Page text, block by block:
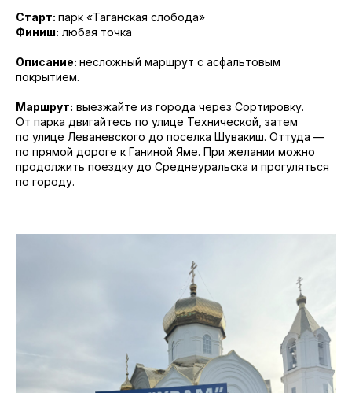
Старт: парк «Таганская слобода»
Финиш: любая точка
Описание: несложный маршрут с асфальтовым
покрытием.
Маршрут: выезжайте из города через Сортировку.
От парка двигайтесь по улице Технической, затем
по улице Леваневского до поселка Шувакиш. Оттуда —
по прямой дороге к Ганиной Яме. При желании можно
продолжить поездку до Среднеуральска и прогуляться
по городу.